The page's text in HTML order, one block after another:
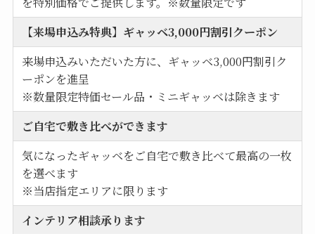
【来場申込み特典】ギャッベ3,000円割引クーポン
来場申込みいただいた方に、ギャッベ3,000円割引ク
ーポンを進呈
※数量限定特価セール品・ミニギャッベは除きます
ご自宅で敷き比べができます
気になったギャッベをご自宅で敷き比べて最高の一枚
を選べます
※当店指定エリアに限ります
インテリア相談承ります